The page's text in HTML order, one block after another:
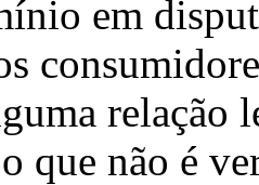
em
relação
que não é